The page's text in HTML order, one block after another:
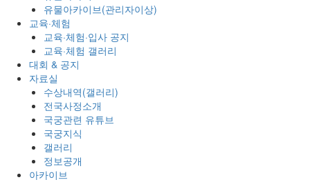
유물아카이브(관리자이상)
교육·체험
교육·체험·입사 공지
교육·체험 갤러리
대회 & 공지
자료실
수상내역(갤러리)
전국사정소개
국궁관련 유튜브
국궁지식
갤러리
정보공개
아카이브